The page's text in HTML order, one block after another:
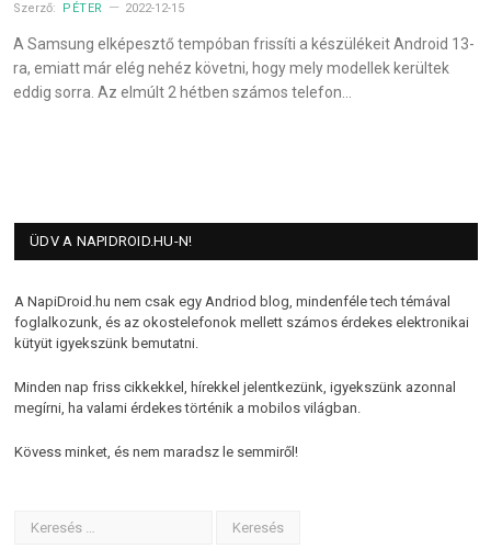
Szerző: PÉTER 2022-12-15
A Samsung elképesztő tempóban frissíti a készülékeit Android 13-
ra, emiatt már elég nehéz követni, hogy mely modellek kerültek
eddig sorra. Az elmúlt 2 hétben számos telefon…
ÜDV A NAPIDROID.HU-N!
A NapiDroid.hu nem csak egy Andriod blog, mindenféle tech témával
foglalkozunk, és az okostelefonok mellett számos érdekes elektronikai
kütyüt igyekszünk bemutatni.
Minden nap friss cikkekkel, hírekkel jelentkezünk, igyekszünk azonnal
megírni, ha valami érdekes történik a mobilos világban.
Kövess minket, és nem maradsz le semmiről!